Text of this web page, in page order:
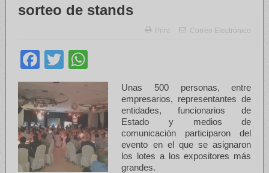
sorteo de stands
Print Correo Electrónico
Facebook
Twitter
Unas 500 personas, entre
empresarios, representantes de
entidades, funcionarios de
Estado y medios de
comunicación participaron del
evento en el que se asignaron
los lotes a los expositores más
grandes.